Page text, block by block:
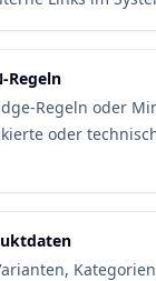
Regeln
Regeln oder
oder